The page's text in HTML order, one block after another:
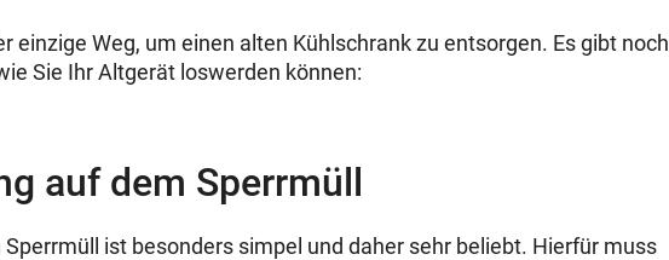
einzige Weg, um einen alten Kühlschrank zu entsorgen. Es gibt noch
Sie Ihr Altgerät loswerden können:
auf dem Sperrmüll
ist besonders simpel und daher sehr beliebt. Hierfür muss